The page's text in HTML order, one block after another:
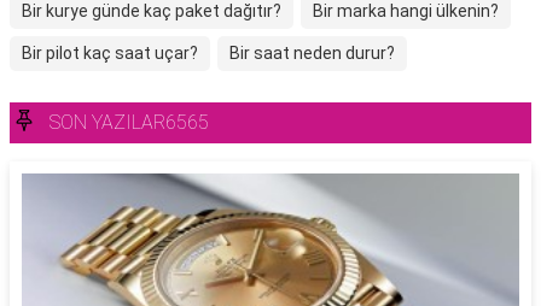
Bir kurye günde kaç paket dağıtır? Bir marka hangi ülkenin?
Bir pilot kaç saat uçar? Bir saat neden durur?
SON YAZILAR6565